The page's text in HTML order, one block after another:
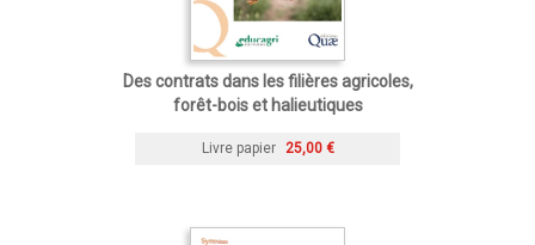
Des contrats dans les filières agricoles,
forêt-bois et halieutiques
Livre papier 25,00 €